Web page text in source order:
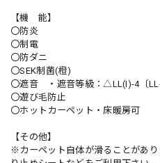
【機 能】
〇防炎
〇制電
〇防ダニ
〇SEK制菌(橙)
〇遮音 ・遮音等級：△LL(I)-4〔LL-
〇遊び毛防止
〇ホットカーペット・床暖房可
【その他】
※カーペット自体が滑ることがあ